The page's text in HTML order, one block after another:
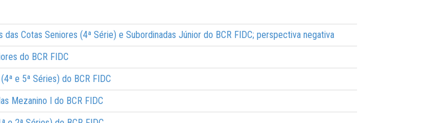
Cotas Seniores (4ª Série) e Subordinadas Júnior do BCR FIDC; perspectiva negativa
do BCR FIDC
e 5ª Séries) do BCR FIDC
Mezanino I do BCR FIDC